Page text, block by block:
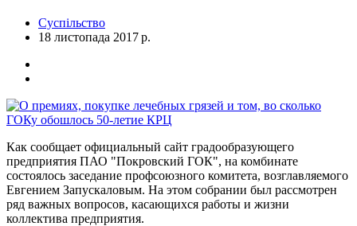
Суспільство
18 листопада 2017 р.
Как сообщает официальный сайт градообразующего
предприятия ПАО "Покровский ГОК", на комбинате
состоялось заседание профсоюзного комитета, возглавляемого
Евгением Запускаловым. На этом собрании был рассмотрен
ряд важных вопросов, касающихся работы и жизни
коллектива предприятия.